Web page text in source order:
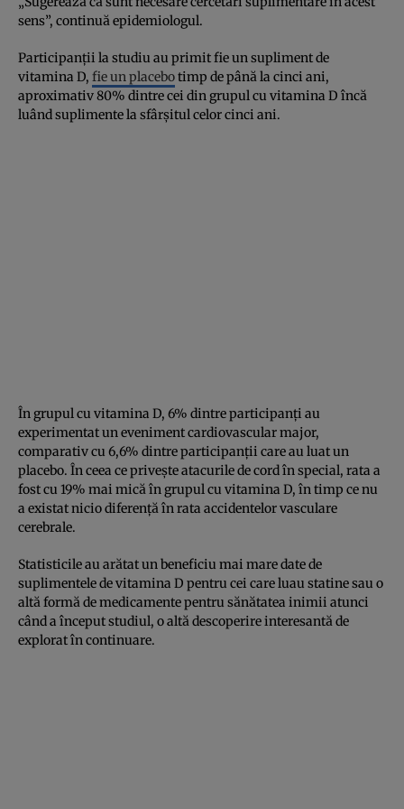
sens”, continuă epidemiologul.
Participanții la studiu au primit fie un supliment de
vitamina D, fie un placebotimp de până la cinci ani,
aproximativ 80% dintre cei din grupul cu vitamina D încă
luând suplimente la sfârșitul celor cinci ani.
În grupul cu vitamina D, 6% dintre participanți au
experimentat un eveniment cardiovascular major,
comparativ cu 6,6% dintre participanții care au luat un
placebo. În ceea ce privește atacurile de cord în special, rata a
fost cu 19% mai mică în grupul cu vitamina D, în timp ce nu
a existat nicio diferență în rata accidentelor vasculare
cerebrale.
Statisticile au arătat un beneficiu mai mare date de
suplimentele de vitamina D pentru cei care luau statine sau o
altă formă de medicamente pentru sănătatea inimii atunci
când a început studiul, o altă descoperire interesantă de
explorat în continuare.